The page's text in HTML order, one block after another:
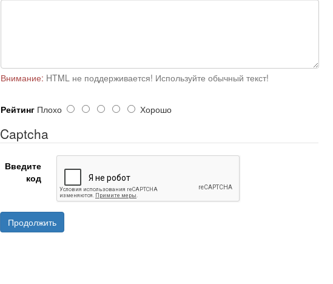
Внимание: HTML не поддерживается! Используйте обычный текст!
Рейтинг Плохо Хорошо
Captcha
Введите
код
Продолжить